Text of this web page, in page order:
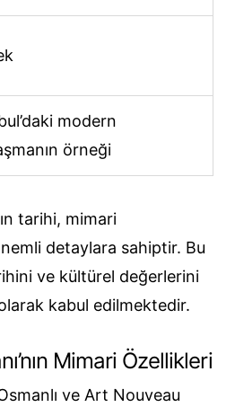
modern
örneği
tarihi, mimari
detaylara sahiptir. Bu
ve kültürel değerlerini
kabul edilmektedir.
Mimari Özellikleri
ve Art Nouveau